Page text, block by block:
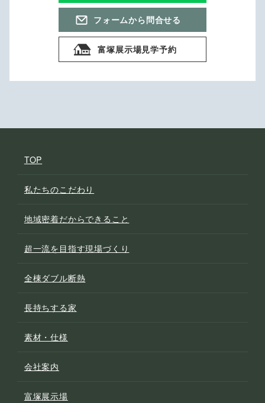
フォームから問合せる
富塚展示場見学予約
TOP
私たちのこだわり
地域密着だからできること
超一流を目指す現場づくり
全棟ダブル断熱
長持ちする家
素材・仕様
会社案内
富塚展示場